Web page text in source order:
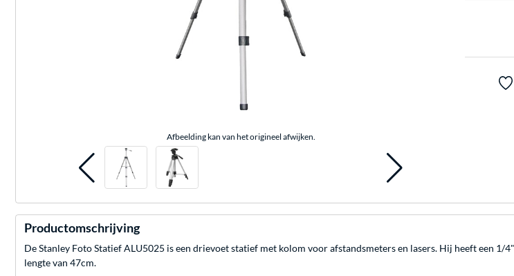
Afbeelding kan van het origineel afwijken.
Productomschrijving
De Stanley Foto Statief ALU5025 is een drievoet statief met kolom voor afstandsmeters en lasers. Hij heeft een
lengte van 47cm.